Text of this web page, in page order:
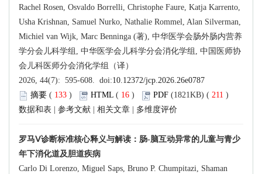
Rachel Rosen, Osvaldo Borrelli, Christophe Faure, Katja Karrento,
Usha Krishnan, Samuel Nurko, Nathalie Rommel, Alan Silverman,
Michiel van Wijk, Marc Benninga (著), 中华医学会肠外肠内营养
学分会儿科学组, 中华医学会儿科学分会消化学组, 中国医师协
会儿科医师分会消化学组（译）
2026, 44(7): 595-608. doi:10.12372/jcp.2026.26e0787
摘要 ( 133 ) HTML ( 16 ) PDF (1821KB) ( 211 )
数据和表
参考文献 相关文章 多维度评价
罗马Ⅴ诊断标准核心释义与解读：肠-脑互动异常的儿童与青少
年下消化道及胆道疾病
Carlo Di Lorenzo, Miguel Saps, Bruno P. Chumpitazi, Shaman